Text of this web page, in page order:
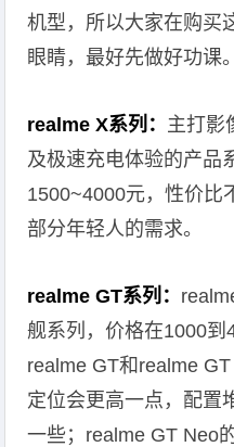
机型，所以大家在购买
眼睛，最好先做好功课。
realme X系列： 主打影
及极速充电体验的产品
1500~4000元，性价比
部分年轻人的需求。
realme GT系列：
舰系列，价格在1000
realme GT和realme
定位会更高一点，配置
一些；realme GT Neo